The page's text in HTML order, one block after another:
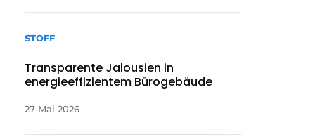
STOFF
Transparente Jalousien in
energieeffizientem Bürogebäude
27 Mai 2026